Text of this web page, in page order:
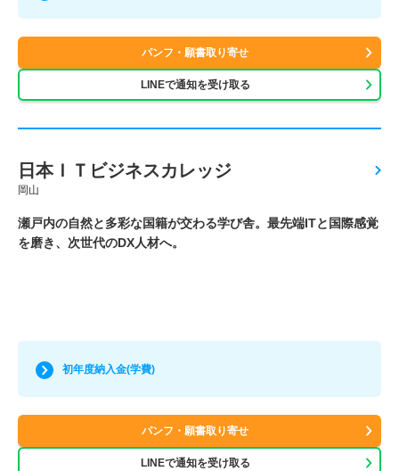
パンフ・願書取り寄せ
LINEで通知を受け取る
日本ＩＴビジネスカレッジ
岡山
瀬戸内の自然と多彩な国籍が交わる学び舎。最先端ITと国際感覚
を磨き、次世代のDX人材へ。
初年度納入金(学費)
パンフ・願書取り寄せ
LINEで通知を受け取る